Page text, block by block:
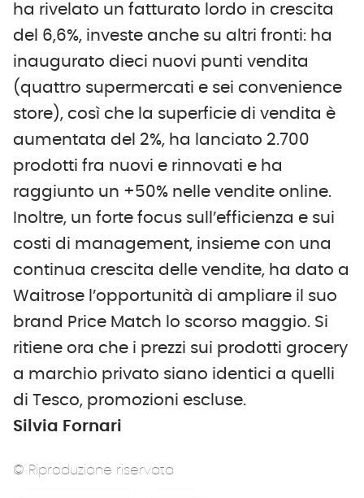
ha rivelato un fatturato lordo in crescita
del 6,6%, investe anche su altri fronti: ha
inaugurato dieci nuovi punti vendita
(quattro supermercati e sei convenience
store), così che la superficie di vendita è
aumentata del 2%, ha lanciato 2.700
prodotti fra nuovi e rinnovati e ha
raggiunto un +50% nelle vendite online.
Inoltre, un forte focus sull’efficienza e sui
costi di management, insieme con una
continua crescita delle vendite, ha dato a
Waitrose l’opportunità di ampliare il suo
brand Price Match lo scorso maggio. Si
ritiene ora che i prezzi sui prodotti grocery
a marchio privato siano identici a quelli
di Tesco, promozioni escluse.
Silvia Fornari
© Riproduzione riservata